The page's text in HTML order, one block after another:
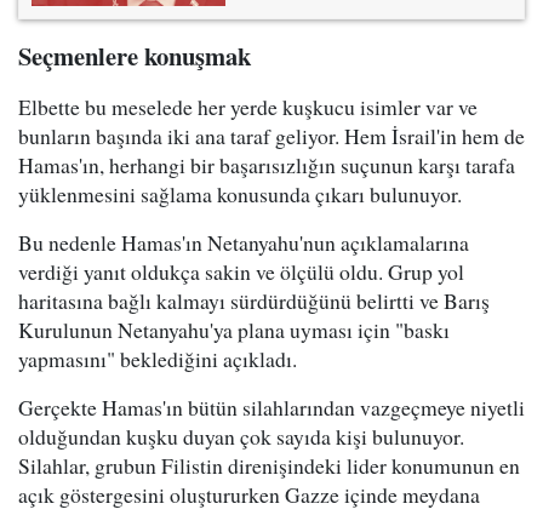
Seçmenlere konuşmak
Elbette bu meselede her yerde kuşkucu isimler var ve
bunların başında iki ana taraf geliyor. Hem İsrail'in hem de
Hamas'ın, herhangi bir başarısızlığın suçunun karşı tarafa
yüklenmesini sağlama konusunda çıkarı bulunuyor.
Bu nedenle Hamas'ın Netanyahu'nun açıklamalarına
verdiği yanıt oldukça sakin ve ölçülü oldu. Grup yol
haritasına bağlı kalmayı sürdürdüğünü belirtti ve Barış
Kurulunun Netanyahu'ya plana uyması için "baskı
yapmasını" beklediğini açıkladı.
Gerçekte Hamas'ın bütün silahlarından vazgeçmeye niyetli
olduğundan kuşku duyan çok sayıda kişi bulunuyor.
Silahlar, grubun Filistin direnişindeki lider konumunun en
açık göstergesini oluştururken Gazze içinde meydana